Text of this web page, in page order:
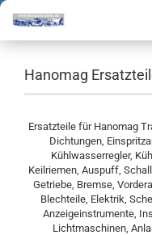
Hanomag
Ersatzteile für Hanomag
Dichtungen,
Kühlwasserregler,
Keilriemen, Auspuff,
Getriebe, Bremse,
Blechteile, Elektrik,
Anzeigeinstrumente,
Lichtmaschinen,